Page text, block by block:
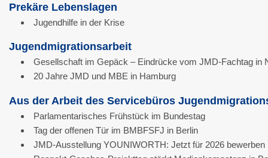
Prekäre Lebenslagen
Jugendhilfe in der Krise
Jugendmigrationsarbeit
Gesellschaft im Gepäck – Eindrücke vom JMD-Fachtag in
20 Jahre JMD und MBE in Hamburg
Aus der Arbeit des Servicebüros
Parlamentarisches Frühstück im Bundestag
Tag der offenen Tür im BMBFSFJ in Berlin
JMD-Ausstellung YOUNIWORTH: Jetzt für 2026 bewerben